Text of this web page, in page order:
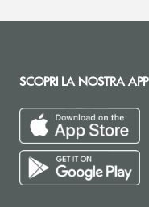
SCOPRI LA NOSTRA APP